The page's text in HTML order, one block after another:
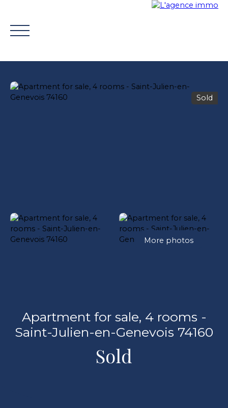
Sold
More photos
Apartment for sale, 4 rooms -
Saint-Julien-en-Genevois 74160
Sold